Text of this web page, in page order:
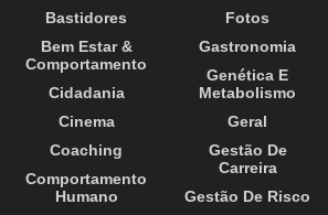
Bastidores
Bem Estar &
Comportamento
Cidadania
Cinema
Coaching
Comportamento
Humano
Fotos
Gastronomia
Genética E
Metabolismo
Geral
Gestão De
Carreira
Gestão De Risco